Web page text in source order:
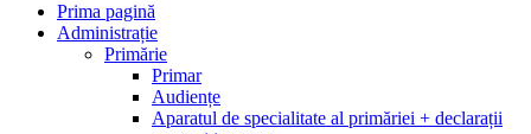
Prima pagină
Administrație
Primărie
Primar
Audiențe
Aparatul de specialitate al primăriei + declarații